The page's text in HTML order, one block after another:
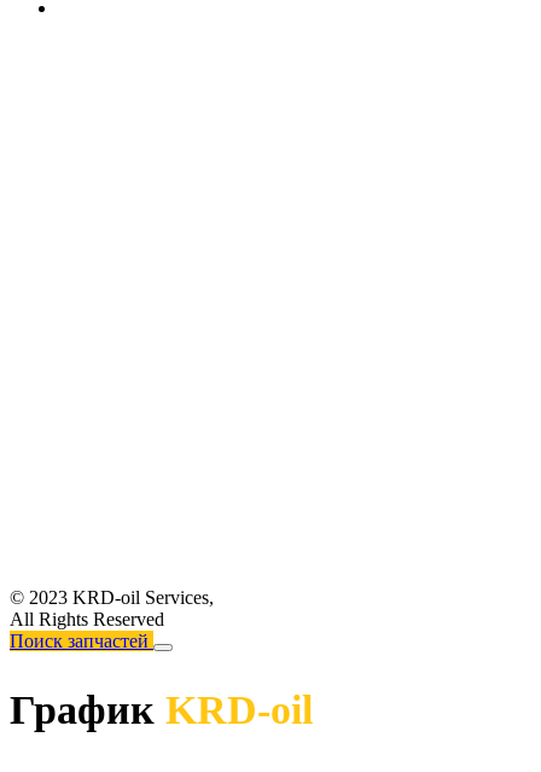
© 2023 KRD-oil Services,
All Rights Reserved
Поиск запчастей
График KRD-oil